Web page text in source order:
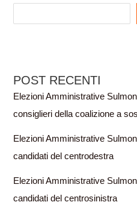
POST RECENTI
Elezioni Amministrative
consiglieri della coalizione a
Elezioni Amministrative
candidati del centrodestra
Elezioni Amministrative
candidati del centrosinistra